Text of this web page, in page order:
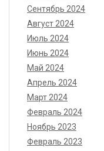
Сентябрь 2024
Август 2024
Июль 2024
Июнь 2024
Май 2024
Апрель 2024
Март 2024
Февраль 2024
Ноябрь 2023
Февраль 2023